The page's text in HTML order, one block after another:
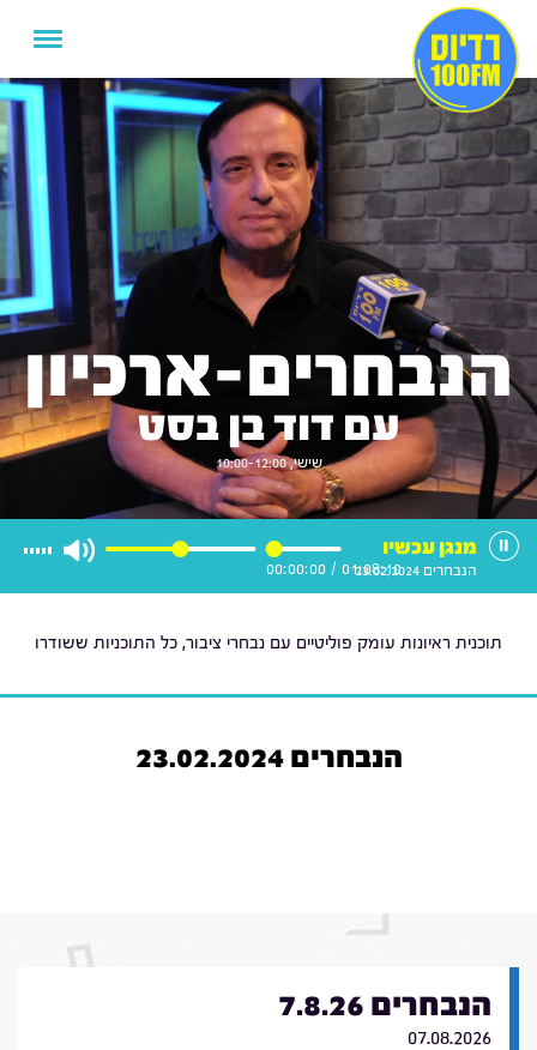
הנבחרים-ארכיון
עם דוד בן בסט
שישי, 10:00-12:00
01:08:10
/
00:00:00
מנגן עכשיו
הנבחרים 23.02.2024
תוכנית ראיונות עומק פוליטיים עם נבחרי ציבור, כל התוכניות ששודרו
הנבחרים 23.02.2024
הנבחרים 7.8.26
07.08.2026